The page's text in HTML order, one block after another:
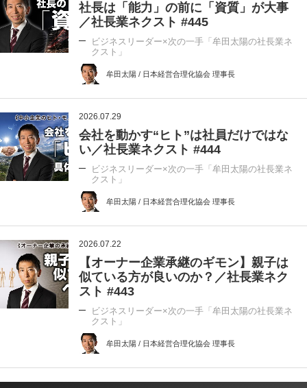
社長は「能力」の前に「資質」が大事
／社長業ネクスト #445
ビジネスリーダー×次の一手「牟田太陽の社長業ネ
クスト」
牟田太陽 / 日本経営合理化協会 理事長
2026.07.29
会社を動かす“ヒト”は社員だけではな
い／社長業ネクスト #444
ビジネスリーダー×次の一手「牟田太陽の社長業ネ
クスト」
牟田太陽 / 日本経営合理化協会 理事長
2026.07.22
【オーナー企業承継のギモン】親子は
似ている方が良いのか？／社長業ネク
スト #443
ビジネスリーダー×次の一手「牟田太陽の社長業ネ
クスト」
牟田太陽 / 日本経営合理化協会 理事長